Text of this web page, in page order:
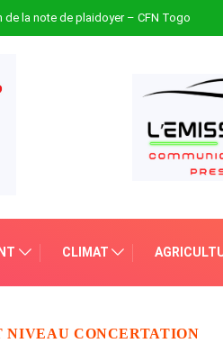
de la note de plaidoyer – CFN Togo
CLIMAT
NIVEAU CONCERTATION